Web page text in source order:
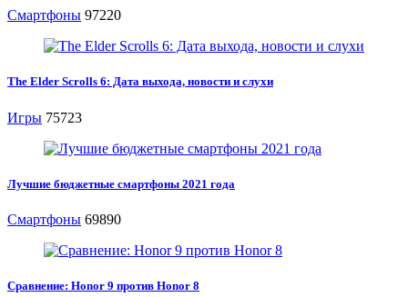
Смартфоны 97220
The Elder Scrolls 6: Дата выхода, новости и слухи
Игры 75723
Лучшие бюджетные смартфоны 2021 года
Смартфоны 69890
Сравнение: Honor 9 против Honor 8